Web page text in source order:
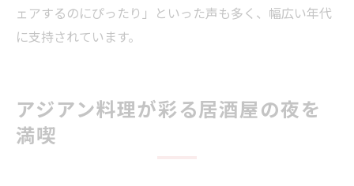
ェアするのにぴったり」といった声も多く、幅広い年代
に支持されています。
アジアン料理が彩る居酒屋の夜を
満喫